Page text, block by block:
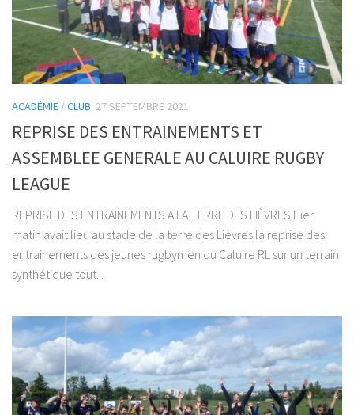
ACADÉMIE /CLUB 27 SEPTEMBRE 2021
REPRISE DES ENTRAINEMENTS ET
ASSEMBLEE GENERALE AU CALUIRE RUGBY
LEAGUE
REPRISE DES ENTRAINEMENTS A LA TERRE DES LIÈVRES Hier
matin avait lieu au stade de la terre des Lièvres la reprise des
entrainements des jeunes rugbymen du Caluire RL sur un terrain
synthétique tout...